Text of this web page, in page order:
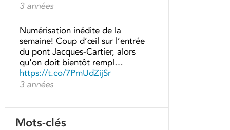
3 années
Numérisation inédite de la
semaine! Coup d’œil sur l’entrée
du pont Jacques-Cartier, alors
qu'on doit bientôt rempl…
https://t.co/7PmUdZijSr
3 années
Mots-clés